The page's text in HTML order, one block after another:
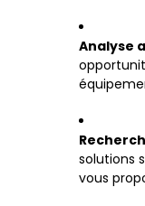
Analyse
solutions
vous